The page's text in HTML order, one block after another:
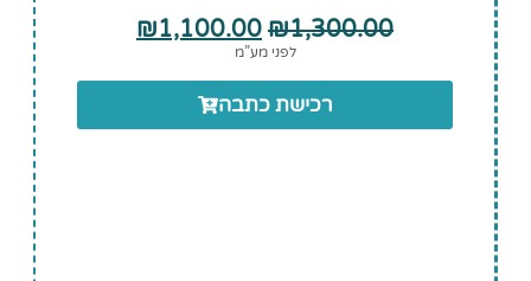
₪1,300.00
₪1,100.00
לפני מע”מ
רכישת כתבה